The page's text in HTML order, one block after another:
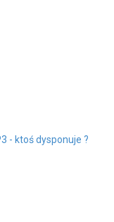
- ktoś dysponuje ?